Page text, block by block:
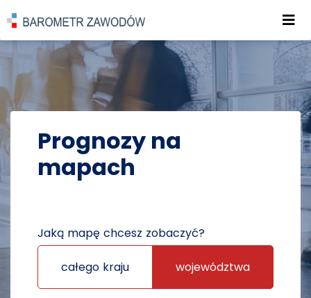
POWRÓT DO STRONY GŁÓWNEJ
PROGNOZY PROGNOZY NA MAPACH
Prognozy na
mapach
Jaką mapę chcesz zobaczyć?
całego kraju województwa